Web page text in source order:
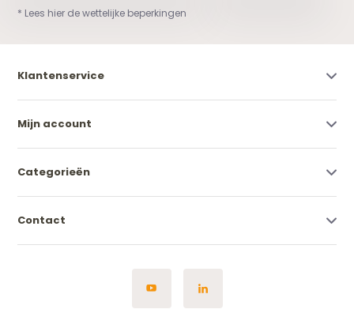
* Lees hier de wettelijke beperkingen
Klantenservice
Mijn account
Categorieën
Contact